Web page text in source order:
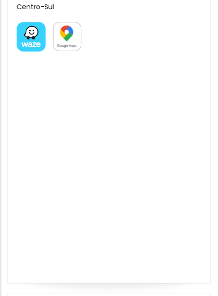
Centro-Sul